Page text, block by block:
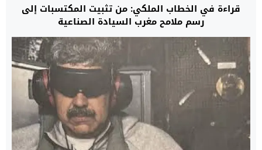
قراءة في الخطاب الملكي: من تثبيت المكتسبات إلى
رسم ملامح مغرب السيادة الصناعية